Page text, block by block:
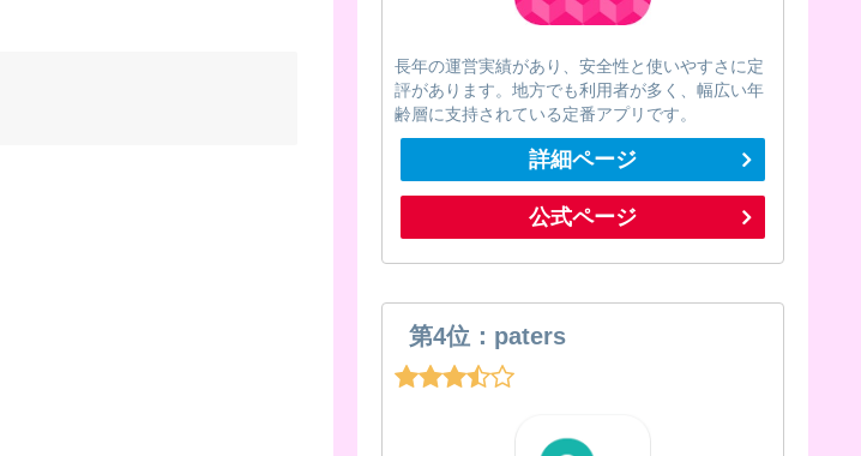
長年の運営実績があり、安全性と使いやすさに定
評があります。地方でも利用者が多く、幅広い年
齢層に支持されている定番アプリです。
詳細ページ
公式ページ
第4位：paters